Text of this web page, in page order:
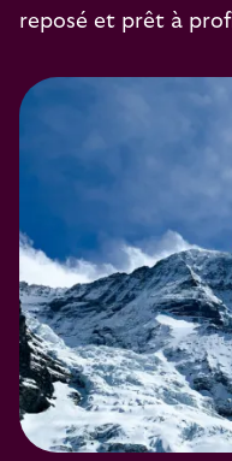
reposé et prêt à